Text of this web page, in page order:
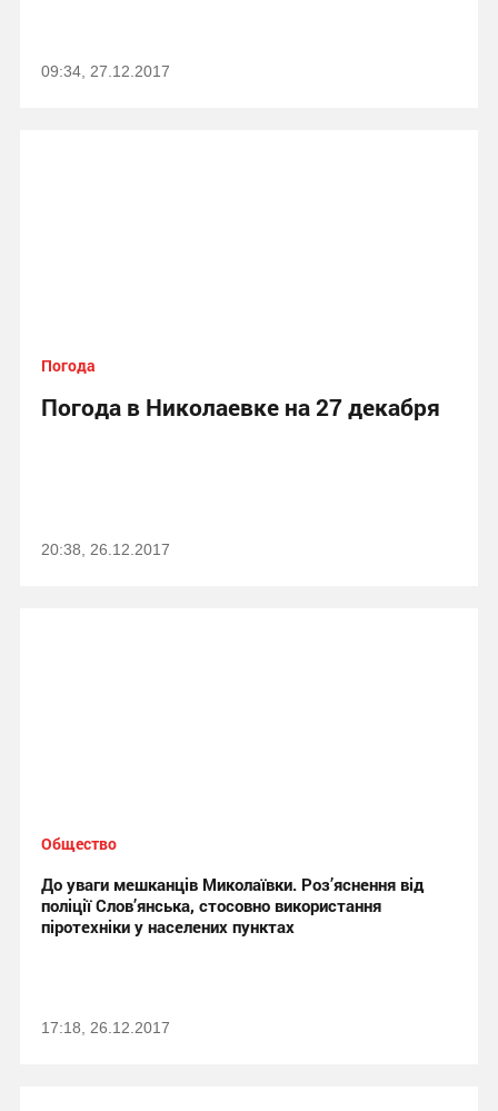
09:34, 27.12.2017
Погода
Погода в Николаевке на 27 декабря
20:38, 26.12.2017
Общество
До уваги мешканців Миколаївки. Роз’яснення від
поліції Слов’янська, стосовно використання
піротехніки у населених пунктах
17:18, 26.12.2017